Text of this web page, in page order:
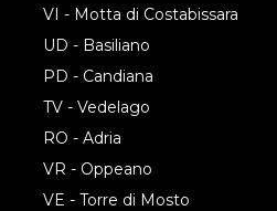
VI - Motta di Costabissara
UD - Basiliano
PD - Candiana
TV - Vedelago
RO - Adria
VR - Oppeano
VE - Torre di Mosto